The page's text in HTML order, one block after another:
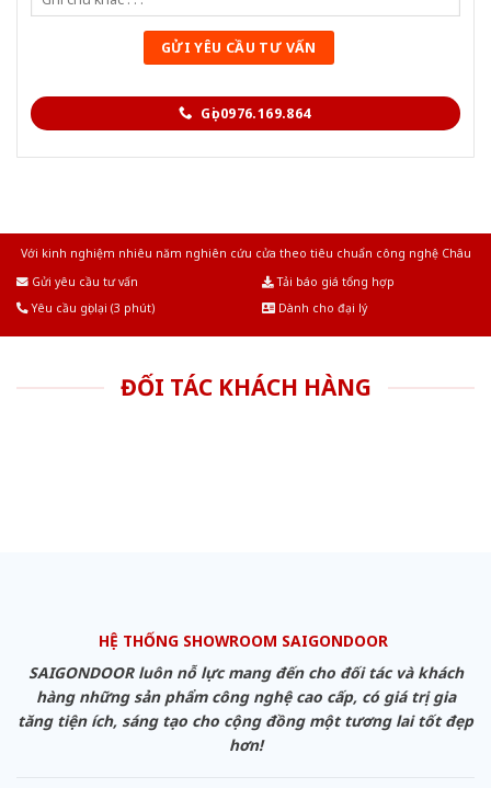
Gọi 0976.169.864
Với kinh nghiệm nhiêu năm nghiên cứu cửa theo tiêu chuẩn công nghệ Châu
Gửi yêu cầu tư vấn
Tải báo giá tổng hợp
Yêu cầu gọi lại (3 phút)
Dành cho đại lý
ĐỐI TÁC KHÁCH HÀNG
HỆ THỐNG SHOWROOM SAIGONDOOR
SAIGONDOOR luôn nỗ lực mang đến cho đối tác và khách
hàng những sản phẩm công nghệ cao cấp, có giá trị gia
tăng tiện ích, sáng tạo cho cộng đồng một tương lai tốt đẹp
hơn!